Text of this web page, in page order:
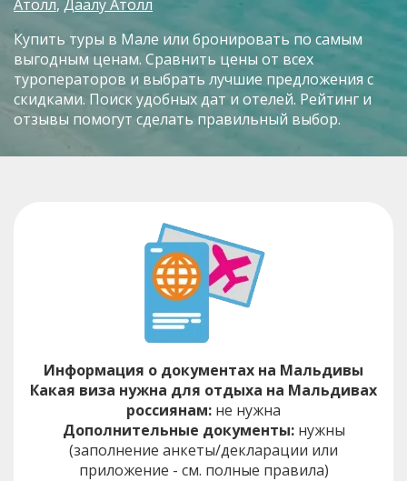
Атолл Даалу Атолл
Купить туры в Мале или бронировать по самым
выгодным ценам. Сравнить цены от всех
туроператоров и выбрать лучшие предложения с
скидками. Поиск удобных дат и отелей. Рейтинг и
отзывы помогут сделать правильный выбор.
Информация о документах на Мальдивы
Какая виза нужна для отдыха на Мальдивах
россиянам: не нужна
Дополнительные документы:нужны
(заполнение анкеты/декларации или
приложение - см. полные правила)